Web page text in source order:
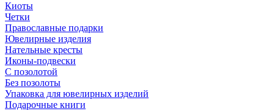
Киоты
Четки
Православные подарки
Ювелирные изделия
Нательные кресты
Иконы-подвески
С позолотой
Без позолоты
Упаковка для ювелирных изделий
Подарочные книги